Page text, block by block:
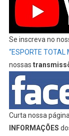
Se inscreva no
“ESPORTE TOTAL
nossas
Curta nossa
INFORMAÇÕES